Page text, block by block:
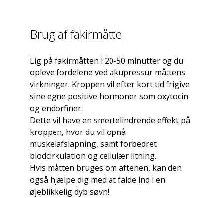
Brug af fakirmåtte
Lig på fakirmåtten i 20-50 minutter og du
opleve fordelene ved akupressur måttens
virkninger. Kroppen vil efter kort tid frigive
sine egne positive hormoner som oxytocin
og endorfiner.
Dette vil have en smertelindrende effekt på
kroppen, hvor du vil opnå
muskelafslapning, samt forbedret
blodcirkulation og cellulær iltning.
Hvis måtten bruges om aftenen, kan den
også hjælpe dig med at falde ind i en
øjeblikkelig dyb søvn!